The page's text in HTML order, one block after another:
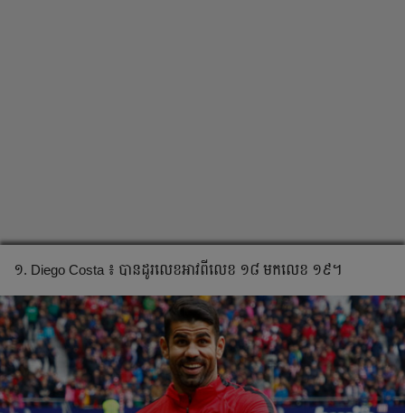
១. Diego Costa ៖ បាន​ដូរ​លេខ​អាវ​ពី​លេខ ១៨ មក​លេខ ១៩។